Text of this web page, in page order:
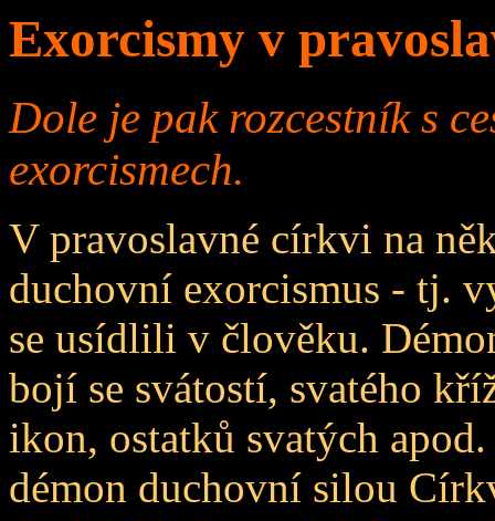
Exorcismy v
Dole je pak rozcestník s
exorcismech.
V pravoslavné církvi na
duchovní exorcismus - tj.
se usídlili v člověku.
bojí se svátostí, svatého
ikon, ostatků svatých
démon duchovní silou